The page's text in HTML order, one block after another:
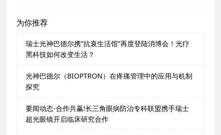
为你推荐
瑞士光神巴德尔携“抗衰生活馆”再度登陆消博会！光疗
黑科技如何改变生活？
光神巴德尔（BIOPTRON）在疼痛管理中的应用与机制
探究
要闻动态-合作共赢!长三角眼病防治专科联盟携手瑞士
超光眼镜开启临床研究合作